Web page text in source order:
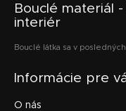
Bouclé materiál
interiér
Bouclé látka sa v posledných
Informácie pre
O nás